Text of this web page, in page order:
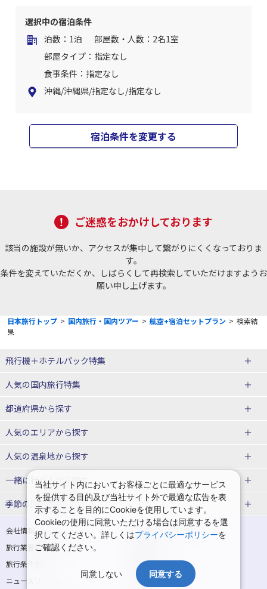
選択中の宿泊条件
泊数：1泊
部屋数・人数：2名1室
部屋タイプ：指定なし
食事条件：指定なし
沖縄/沖縄県/指定なし/指定なし
宿泊条件を変更する
ご迷惑をおかけしております
該当の施設が無いか、アクセスが集中して繋がりにくくなっておりま
す。
条件を変えていただくか、しばらくして再検索していただけますようお
願い申し上げます。
日本旅行トップ > 国内旅行・国内ツアー > 航空+宿泊セットプラン > 検索結
果
飛行機＋ホテルパック特集
赤い風船ダイナミックパッケージ
ＪＡＬで行く飛行機+ホテルパック
人気の国内旅行特集
東京ディズニーリゾート®への旅
ユニバーサル・スタジオ・ジャパ
都道府県から探す
北海道旅行・ツアー
東北
青森旅行・ツアー
岩手旅行・ツアー
宮城旅行・ツアー
秋田旅行・ツアー
山形旅行・ツアー
福島旅行・ツアー
関東
東京旅行・ツアー
神奈川旅行・ツアー
人気のエリアから探す
函館旅行 札幌旅行
仙台旅行
那須旅行
日光旅行
人気の温泉地から探す
北海道
湯の川温泉(北海道)
定山渓温泉(北海道)
十勝川温泉(北海道)
阿寒湖温泉(北海道)
洞爺湖温泉(北海道)
層雲峡温泉(北海道)
知床温泉(北海道)
一緒に行く人から探す
一人旅 国内版
家族・子連れ旅行 国内版
カップル・夫婦旅行 国内版
女子旅 国内版
卒業旅行・学生旅行 国内版
季節の国内旅行特集
桜・お花見特集
ゴールデンウィーク（GW）の国内
旅行
夏休み・お盆の国内旅行
7月の国内旅行
8月の国内旅行
9月の国内旅行
会社情報
プライバシーポリシー
旅行業登録票・約款
旅行条件書
商標について
ニュースリリース
採用情報
当社サイト内においてお客様ごとに最適なサービス
を提供する目的及び当社サイト外で最適な広告を表
示することを目的にCookieを使用しています。
Cookieの使用に同意いただける場合は同意するを選
択してください。詳しくはプライバシーポリシーを
ご確認ください。
同意しない 同意する